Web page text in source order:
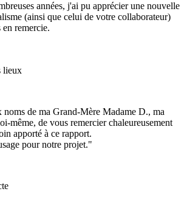
années, j'ai pu apprécier une nouvelle
(ainsi que celui de votre collaborateur)
en remercie.
lieux
noms de ma Grand-Mère Madame D., ma
même, de vous remercier chaleureusement
apporté à ce rapport.
pour notre projet."